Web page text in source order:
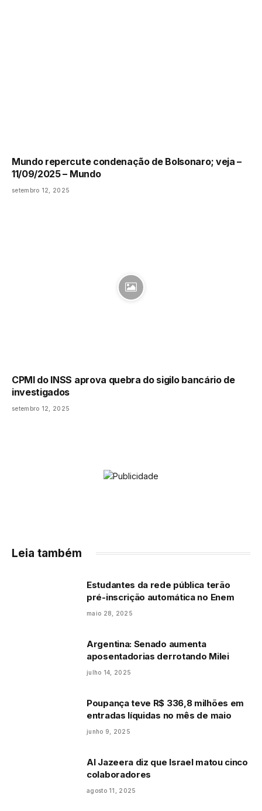
Mundo repercute condenação de Bolsonaro; veja –
11/09/2025 – Mundo
setembro 12, 2025
CPMI do INSS aprova quebra do sigilo bancário de
investigados
setembro 12, 2025
Leia também
Estudantes da rede pública terão
pré-inscrição automática no Enem
maio 28, 2025
Argentina: Senado aumenta
aposentadorias derrotando Milei
julho 14, 2025
Poupança teve R$ 336,8 milhões em
entradas líquidas no mês de maio
junho 9, 2025
Al Jazeera diz que Israel matou cinco
colaboradores
agosto 11, 2025